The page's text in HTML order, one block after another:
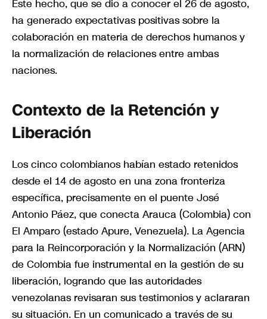
Este hecho, que se dio a conocer el 26 de agosto,
ha generado expectativas positivas sobre la
colaboración en materia de derechos humanos y
la normalización de relaciones entre ambas
naciones.
Contexto de la Retención y
Liberación
Los cinco colombianos habían estado retenidos
desde el 14 de agosto en una zona fronteriza
específica, precisamente en el puente José
Antonio Páez, que conecta Arauca (Colombia) con
El Amparo (estado Apure, Venezuela). La Agencia
para la Reincorporación y la Normalización (ARN)
de Colombia fue instrumental en la gestión de su
liberación, logrando que las autoridades
venezolanas revisaran sus testimonios y aclararan
su situación. En un comunicado a través de su